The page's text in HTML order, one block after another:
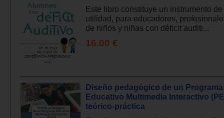
Este libro constituye un instrumento
utilidad, para educadores,
de niños y niñas con déficit auditi...
16.00 €
Diseño pedagógico de un Programa
Educativo Multimedia Interactivo
teórico-práctica